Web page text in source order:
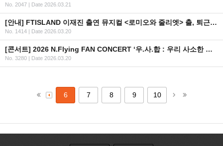
No. 2047 | Date 2026.03.21
[안내] FTISLAND 이재진 출연 뮤지컬 <로미오와 줄리엣> 출, 퇴근길 관련 안내
No. 1414 | Date 2026.03.20
[콘서트] 2026 N.Flying FAN CONCERT ‘우.사.합 : 우리 사소한 얘기 좀 합시다’ IN TAIPEI 추가 회차 안내
No. 3280 | Date 2026.03.20
6 7 8 9 10